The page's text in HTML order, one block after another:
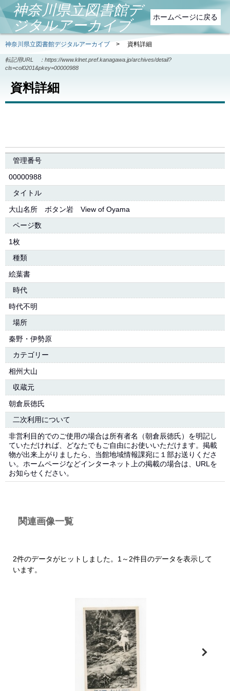
ホームページに戻る
神奈川県立図書館デ
ジタルアーカイブ
神奈川県立図書館デジタルアーカイブ> 資料詳細
転記用URL ： https://www.klnet.pref.kanagawa.jp/archives/detail?
cls=col0201&pkey=00000988
資料詳細
管理番号
00000988
タイトル
大山名所 ボタン岩 View of Oyama
ページ数
1枚
種類
絵葉書
時代
時代不明
場所
秦野・伊勢原
カテゴリー
相州大山
収蔵元
朝倉辰徳氏
二次利用について
非営利目的でのご使用の場合は所有者名（朝倉辰徳氏）を明記し
ていただければ、どなたでもご自由にお使いいただけます。掲載
物が出来上がりましたら、当館地域情報課宛に１部お送りくださ
い。ホームページなどインターネット上の掲載の場合は、URLを
お知らせください。
関連画像一覧
2件のデータがヒットしました。1～2件目のデータを表示して
います。